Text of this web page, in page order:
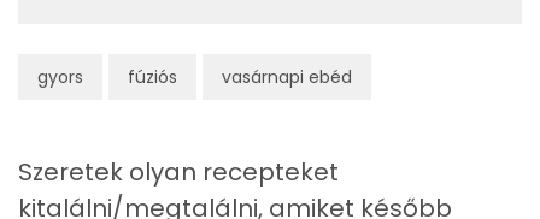
gyors fúziós vasárnapi ebéd
Összesen
Szeretek olyan recepteket
kitalálni/megtalálni, amiket később